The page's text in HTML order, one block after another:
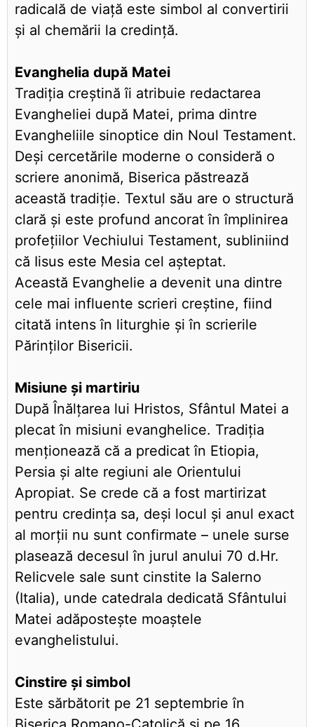
radicală de viață este simbol al convertirii
și al chemării la credință.
Evanghelia după Matei
Tradiția creștină îi atribuie redactarea
Evangheliei după Matei, prima dintre
Evangheliile sinoptice din Noul Testament.
Deși cercetările moderne o consideră o
scriere anonimă, Biserica păstrează
această tradiție. Textul său are o structură
clară și este profund ancorat în împlinirea
profețiilor Vechiului Testament, subliniind
că Iisus este Mesia cel așteptat.
Această Evanghelie a devenit una dintre
cele mai influente scrieri creștine, fiind
citată intens în liturghie și în scrierile
Părinților Bisericii.
Misiune și martiriu
După Înălțarea lui Hristos, Sfântul Matei a
plecat în misiuni evanghelice. Tradiția
menționează că a predicat în Etiopia,
Persia și alte regiuni ale Orientului
Apropiat. Se crede că a fost martirizat
pentru credința sa, deși locul și anul exact
al morții nu sunt confirmate – unele surse
plasează decesul în jurul anului 70 d.Hr.
Relicvele sale sunt cinstite la Salerno
(Italia), unde catedrala dedicată Sfântului
Matei adăpostește moaștele
evanghelistului.
Cinstire și simbol
Este sărbătorit pe 21 septembrie în